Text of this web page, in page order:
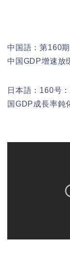
中国語：第160
中国GDP增速放
日本語：160号
国GDP成長率鈍